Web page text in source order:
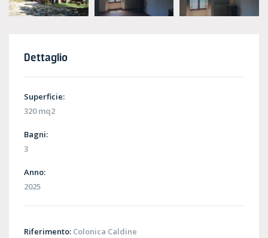
Dettaglio
Superficie:
320 mq2
Bagni:
3
Anno:
2025
Riferimento: Colonica Caldine